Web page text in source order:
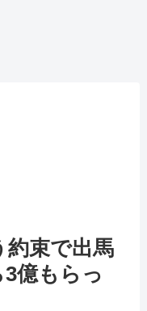
by livedoor 相互
約束で出馬
億もらっ